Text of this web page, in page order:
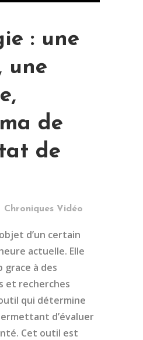
: une
une
de
de
Chroniques Vidéo
d’un certain
actuelle. Elle
grace à des
et recherches
qui détermine
d’évaluer
Cet outil est